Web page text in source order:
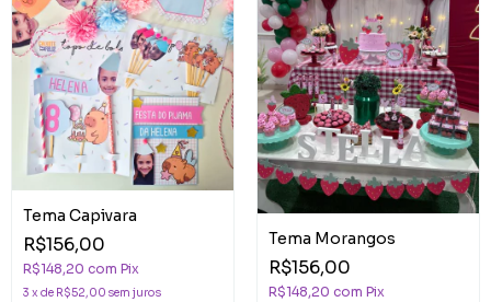
Tema Capivara
R$156,00
R$148,20 com Pix
3 x de R$52,00 sem juros
Tema Morangos
R$156,00
R$148,20 com Pix